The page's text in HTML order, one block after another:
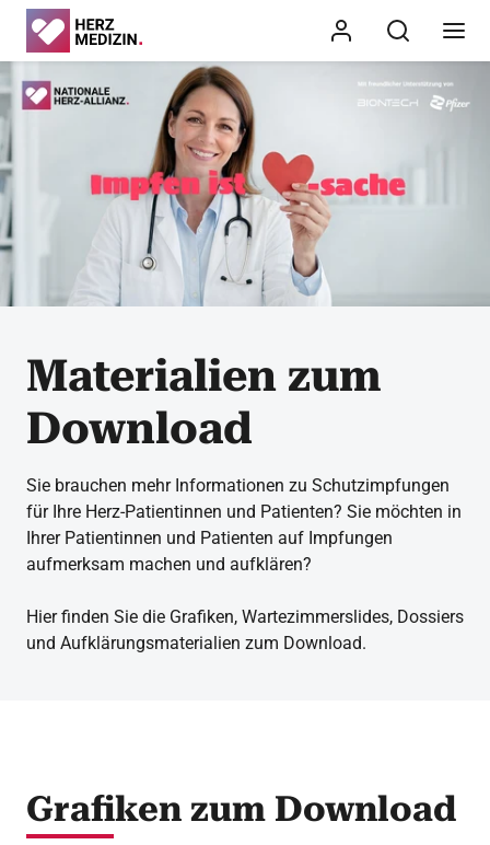
Materialien zum
Download
Sie brauchen mehr Informationen zu Schutzimpfungen
für Ihre Herz-Patientinnen und Patienten? Sie möchten in
Ihrer Patientinnen und Patienten auf Impfungen
aufmerksam machen und aufklären?
Hier finden Sie die Grafiken, Wartezimmerslides, Dossiers
und Aufklärungsmaterialien zum Download.
Grafiken zum Download